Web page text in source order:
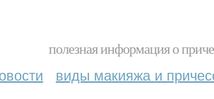
полезная информация о
виды макияжа и